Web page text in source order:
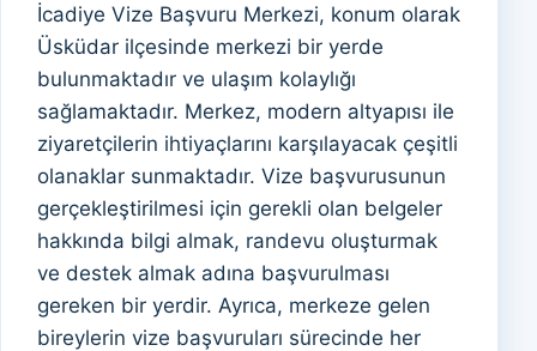
İcadiye Vize Başvuru Merkezi, konum olarak
Üsküdar ilçesinde merkezi bir yerde
bulunmaktadır ve ulaşım kolaylığı
sağlamaktadır. Merkez, modern altyapısı ile
ziyaretçilerin ihtiyaçlarını karşılayacak çeşitli
olanaklar sunmaktadır. Vize başvurusunun
gerçekleştirilmesi için gerekli olan belgeler
hakkında bilgi almak, randevu oluşturmak
ve destek almak adına başvurulması
gereken bir yerdir. Ayrıca, merkeze gelen
bireylerin vize başvuruları sürecinde her